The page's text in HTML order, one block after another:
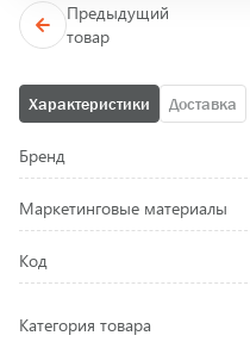
Характеристики Доставка
Бренд
Маркетинговые материалы
Код
Категория товара
Предыдущий
товар